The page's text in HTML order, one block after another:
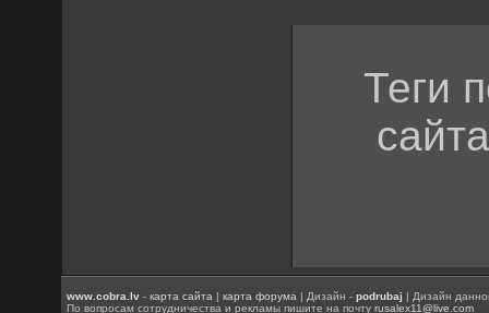
Теги
www.cobra.lv -карта сайта |карта форума | Дизайн -podrubaj | Дизайн
По вопросам сотрудничества и рекламы пишите на почтуrusalex11@live.com